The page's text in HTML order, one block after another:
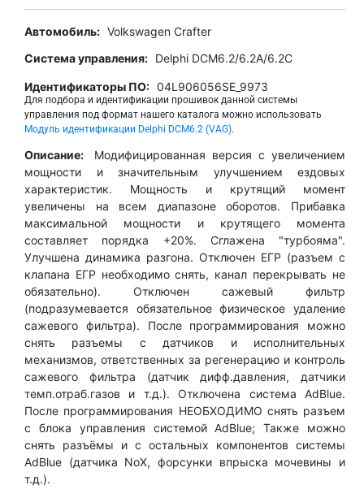
Автомобиль: Volkswagen Crafter
Система управления: Delphi DCM6.2/6.2A/6.2C
Идентификаторы ПО: 04L906056SE_9973
Для подбора и идентификации прошивок данной системы
управления под формат нашего каталога можно использовать
Модуль идентификации Delphi DCM6.2 (VAG).
Описание:
Модифицированная версия с увеличением
мощности и значительным улучшением ездовых
характеристик. Мощность и крутящий момент
увеличены на всем диапазоне оборотов. Прибавка
максимальной мощности и крутящего момента
составляет порядка +20%. Сглажена "турбояма".
Улучшена динамика разгона. Отключен ЕГР (разъем с
клапана ЕГР необходимо снять, канал перекрывать не
обязательно). Отключен сажевый фильтр
(подразумевается обязательное физическое удаление
сажевого фильтра). После программирования можно
снять разъемы с датчиков и исполнительных
механизмов, ответственных за регенерацию и контроль
сажевого фильтра (датчик дифф.давления, датчики
темп.отраб.газов и т.д.). Отключена система AdBlue.
После программирования НЕОБХОДИМО снять разъем
с блока управления системой AdBlue; Также можно
снять разъёмы и с остальных компонентов системы
AdBlue (датчика NoX, форсунки впрыска мочевины и
т.д.).